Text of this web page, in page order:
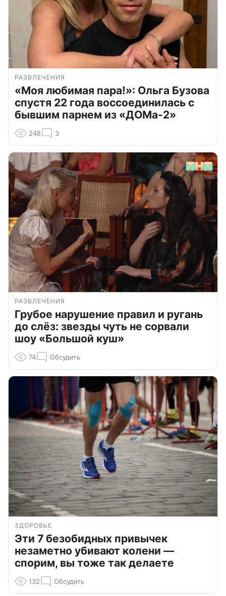
РАЗВЛЕЧЕНИЯ
«Моя любимая пара!»: Ольга Бузова
спустя 22 года воссоединилась с
бывшим парнем из «ДОМа-2»
248 3
РАЗВЛЕЧЕНИЯ
Грубое нарушение правил и ругань
до слёз: звезды чуть не сорвали
шоу «Большой куш»
74 Обсудить
ЗДОРОВЬЕ
Эти 7 безобидных привычек
незаметно убивают колени —
спорим, вы тоже так делаете
132 Обсудить